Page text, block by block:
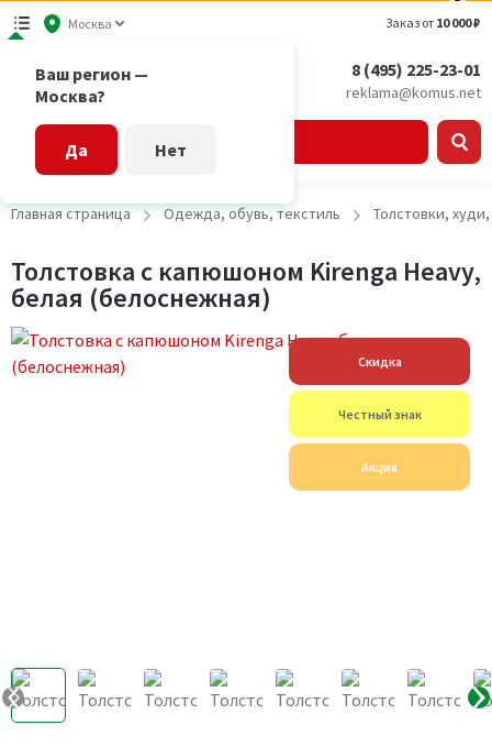
Москва
Ваш регион —
Москва?
Да Нет
Заказ от 10 000 ₽
8 (495) 225-23-01
reklama@komus.net
Главная страница Одежда, обувь, текстиль Толстовки,
Толстовка с капюшоном Kirenga Heavy,
белая (белоснежная)
Скидка
Честный знак
Акция